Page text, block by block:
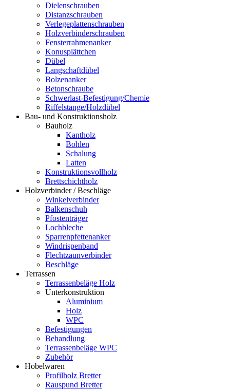
Dielenschrauben
Distanzschrauben
Verlegeplattenschrauben
Holzverbinderschrauben
Fensterrahmenanker
Konusplättchen
Dübel
Langschaftdübel
Bolzenanker
Betonschraube
Schwerlast-Befestigung/Chemie
Riffelstange/Holzdübel
Bau- und Konstruktionsholz
Bauholz
Kantholz
Bohlen
Schalung
Latten
Konstruktionsvollholz
Brettschichtholz
Holzverbinder / Beschläge
Winkelverbinder
Balkenschuh
Pfostenträger
Lochbleche
Sparrenpfettenanker
Windrispenband
Flechtzaunverbinder
Beschläge
Terrassen
Terrassenbeläge Holz
Unterkonstruktion
Aluminium
Holz
WPC
Befestigungen
Behandlung
Terrassenbeläge WPC
Zubehör
Hobelwaren
Profilholz Bretter
Rauspund Bretter